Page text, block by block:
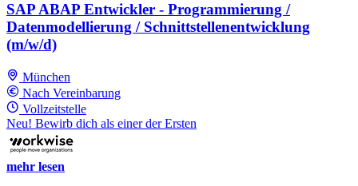
SAP ABAP Entwickler - Programmierung /
Datenmodellierung / Schnittstellenentwicklung
(m/w/d)
München
Nach Vereinbarung
Vollzeitstelle
Neu! Bewirb dich als einer der Ersten
mehr lesen